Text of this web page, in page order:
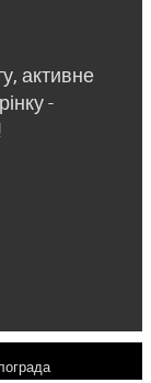
активне
-